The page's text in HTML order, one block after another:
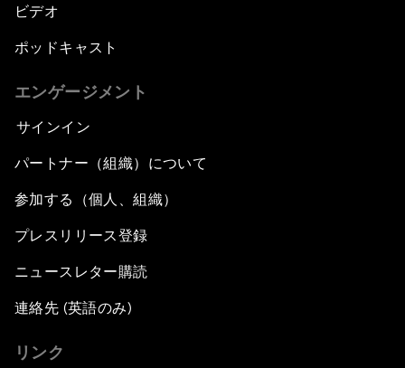
ビデオ
ポッドキャスト
エンゲージメント
サインイン
パートナー（組織）について
参加する（個人、組織）
プレスリリース登録
ニュースレター購読
連絡先 (英語のみ)
リンク